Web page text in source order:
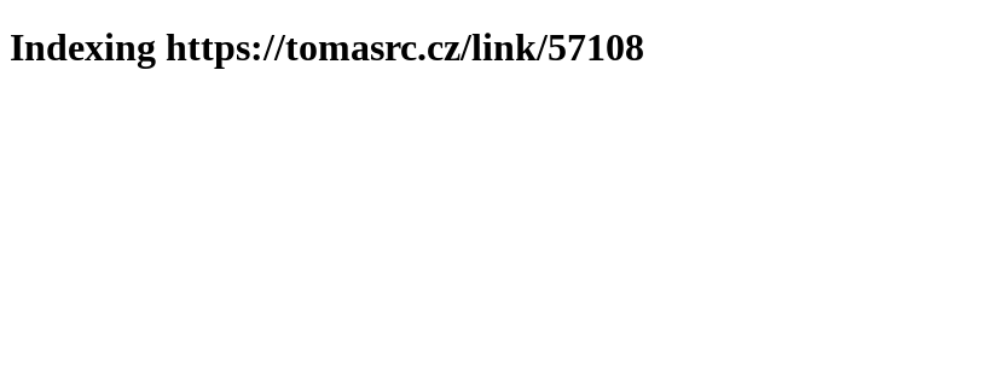
Indexing https://tomasrc.cz/link/57108